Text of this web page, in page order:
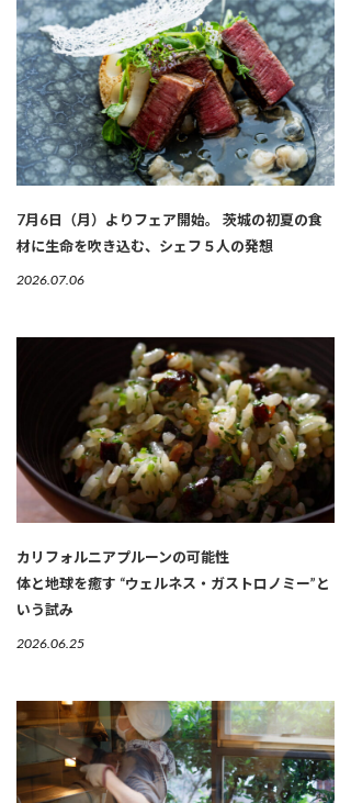
7月6日（月）よりフェア開始。 茨城の初夏の食
材に生命を吹き込む、シェフ５人の発想
2026.07.06
カリフォルニアプルーンの可能性
体と地球を癒す “ウェルネス・ガストロノミー”と
いう試み
2026.06.25